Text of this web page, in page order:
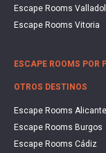
Escape Rooms
Escape Rooms Vitoria
ESCAPE ROOMS POR
OTROS DESTINOS
Escape Rooms Alicante
Escape Rooms Burgos
Escape Rooms Cádiz